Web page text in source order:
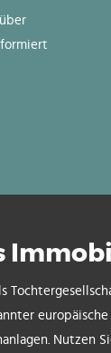
Nutzen